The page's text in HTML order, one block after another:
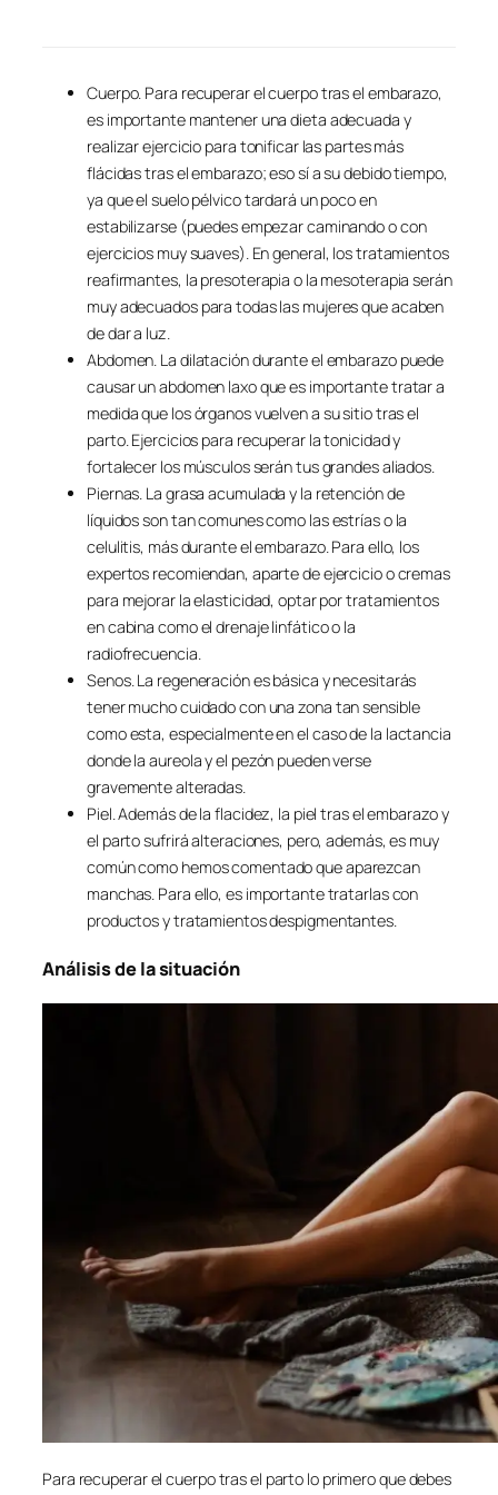
Cuerpo. Para recuperar el cuerpo tras el embarazo,
es importante mantener una dieta adecuada y
realizar ejercicio para tonificar las partes más
flácidas tras el embarazo; eso sí a su debido tiempo,
ya que el suelo pélvico tardará un poco en
estabilizarse (puedes empezar caminando o con
ejercicios muy suaves). En general, los tratamientos
reafirmantes, la presoterapia o la mesoterapia serán
muy adecuados para todas las mujeres que acaben
de dar a luz.
Abdomen. La dilatación durante el embarazo puede
causar un abdomen laxo que es importante tratar a
medida que los órganos vuelven a su sitio tras el
parto. Ejercicios para recuperar la tonicidad y
fortalecer los músculos serán tus grandes aliados.
Piernas. La grasa acumulada y la retención de
líquidos son tan comunes como las estrías o la
celulitis, más durante el embarazo. Para ello, los
expertos recomiendan, aparte de ejercicio o cremas
para mejorar la elasticidad, optar por tratamientos
en cabina como el drenaje linfático o la
radiofrecuencia.
Senos. La regeneración es básica y necesitarás
tener mucho cuidado con una zona tan sensible
como esta, especialmente en el caso de la lactancia
donde la aureola y el pezón pueden verse
gravemente alteradas.
Piel. Además de la flacidez, la piel tras el embarazo y
el parto sufrirá alteraciones, pero, además, es muy
común como hemos comentado que aparezcan
manchas. Para ello, es importante tratarlas con
productos y tratamientos despigmentantes.
Análisis de la situación
Para recuperar el cuerpo tras el parto lo primero que debes